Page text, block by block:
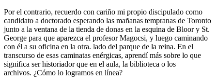
Por el contrario, recuerdo con cariño mi propio discipulado como
candidato a doctorado esperando las mañanas tempranas de Toronto
junto a la ventana de la tienda de donas en la esquina de Bloor y St.
George para que aparezca el profesor Magocsi, y luego caminando
con él a su oficina en la otra. lado del parque de la reina. En el
transcurso de esas caminatas enérgicas, aprendí más sobre lo que
significa ser historiador que en el aula, la biblioteca o los
archivos. ¿Cómo lo logramos en línea?